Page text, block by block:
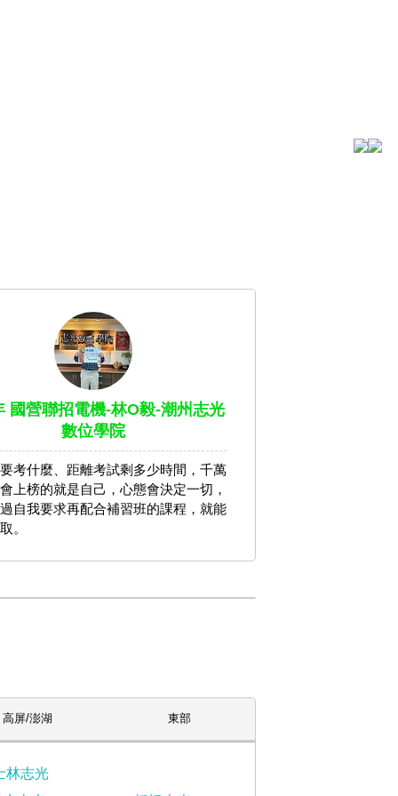
國營聯招電機-林O毅-潮州志光
數位學院
考什麼、距離考試剩多少時間，千萬
上榜的就是自己，心態會決定一切，
自我要求再配合補習班的課程，就能
。
高屏/澎湖 東部
林志光